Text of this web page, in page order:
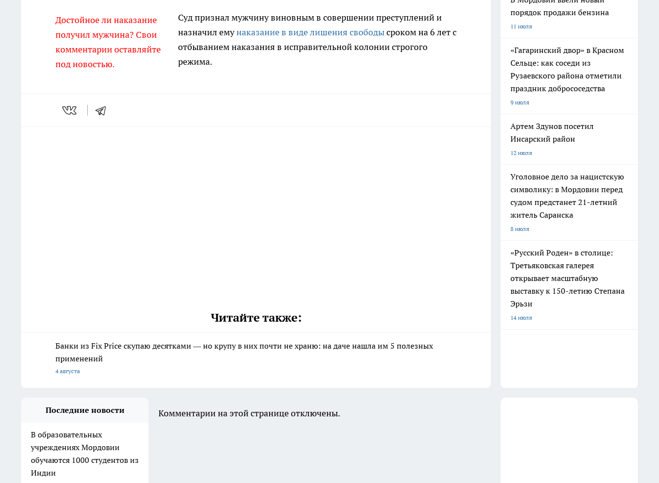
Достойное ли наказание
получил мужчина? Свои
комментарии оставляйте
под новостью.
Суд признал мужчину виновным в совершении преступлений и
назначил емунаказание в виде лишения свободысроком на 6 лет с
отбыванием наказания в исправительной колонии строгого
режима.
Читайте также:
Банки из Fix Price скупаю десятками — но крупу в них почти не храню: на даче нашла им 5 полезных
применений
4 августа
порядок продажи бензина
11 июля
«Гагаринский двор» в Красном
Сельце: как соседи из
Рузаевского района отметили
праздник добрососедства
9 июля
Артем Здунов посетил
Инсарский район
12 июля
Уголовное дело за нацистскую
символику: в Мордовии перед
судом предстанет 21-летний
житель Саранска
8 июля
«Русский Роден» в столице:
Третьяковская галерея
открывает масштабную
выставку к 150-летию Степана
Эрьзи
14 июля
Последние новости
В образовательных
учреждениях Мордовии
обучаются 1000 студентов из
Индии
Комментарии на этой странице отключены.